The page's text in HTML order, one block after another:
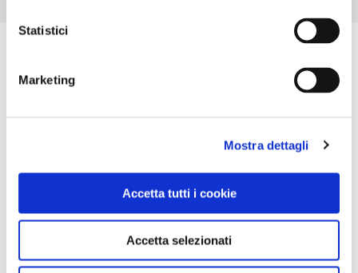
Statistici
Marketing
Mostra dettagli
Accetta tutti i cookie
Accetta selezionati